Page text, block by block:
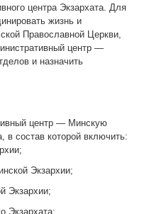
центра Экзархата. Для
жизнь и
Православной Церкви,
центр —
и назначить
центр — Минскую
в состав которой включить:
Экзархии;
Экзархии;
Экзархата;